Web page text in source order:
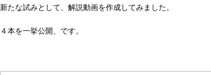
新たな試みとして、解説動画を作成してみました。
４本を一挙公開、です。